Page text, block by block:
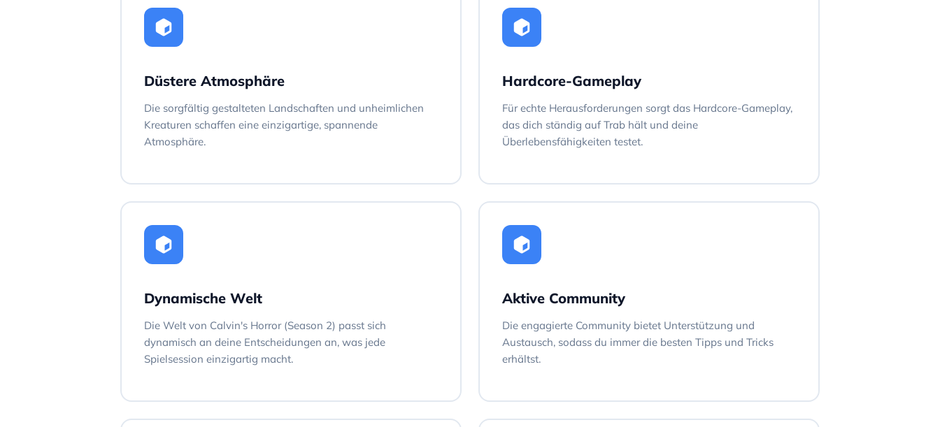
Düstere Atmosphäre
Die sorgfältig gestalteten Landschaften und unheimlichen
Kreaturen schaffen eine einzigartige, spannende
Atmosphäre.
Hardcore-Gameplay
Für echte Herausforderungen sorgt das Hardcore-Gameplay,
das dich ständig auf Trab hält und deine
Überlebensfähigkeiten testet.
Dynamische Welt
Die Welt von Calvin's Horror (Season 2) passt sich
dynamisch an deine Entscheidungen an, was jede
Spielsession einzigartig macht.
Aktive Community
Die engagierte Community bietet Unterstützung und
Austausch, sodass du immer die besten Tipps und Tricks
erhältst.